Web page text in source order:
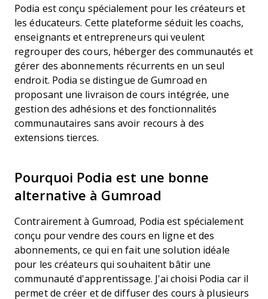
Podia est conçu spécialement pour les créateurs et
les éducateurs. Cette plateforme séduit les coachs,
enseignants et entrepreneurs qui veulent
regrouper des cours, héberger des communautés et
gérer des abonnements récurrents en un seul
endroit. Podia se distingue de Gumroad en
proposant une livraison de cours intégrée, une
gestion des adhésions et des fonctionnalités
communautaires sans avoir recours à des
extensions tierces.
Pourquoi Podia est une bonne
alternative à Gumroad
Contrairement à Gumroad, Podia est spécialement
conçu pour vendre des cours en ligne et des
abonnements, ce qui en fait une solution idéale
pour les créateurs qui souhaitent bâtir une
communauté d'apprentissage. J'ai choisi Podia car il
permet de créer et de diffuser des cours à plusieurs